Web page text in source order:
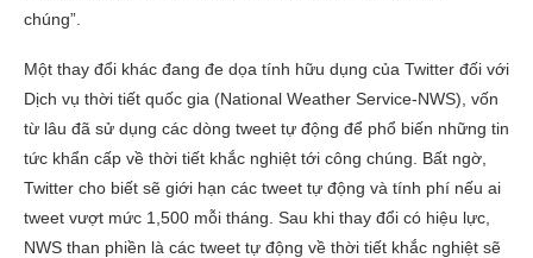
chúng”.
Một thay đổi khác đang đe dọa tính hữu dụng của Twitter đối với
Dịch vụ thời tiết quốc gia (National Weather Service-NWS), vốn
từ lâu đã sử dụng các dòng tweet tự động để phổ biến những tin
tức khẩn cấp về thời tiết khắc nghiệt tới công chúng. Bất ngờ,
Twitter cho biết sẽ giới hạn các tweet tự động và tính phí nếu ai
tweet vượt mức 1,500 mỗi tháng. Sau khi thay đổi có hiệu lực,
NWS than phiền là các tweet tự động về thời tiết khắc nghiệt sẽ